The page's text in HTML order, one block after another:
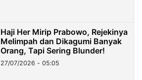
Haji Her Mirip Prabowo, Rejekinya
Melimpah dan Dikagumi Banyak
Orang, Tapi Sering Blunder!
27/07/2026 - 05:05